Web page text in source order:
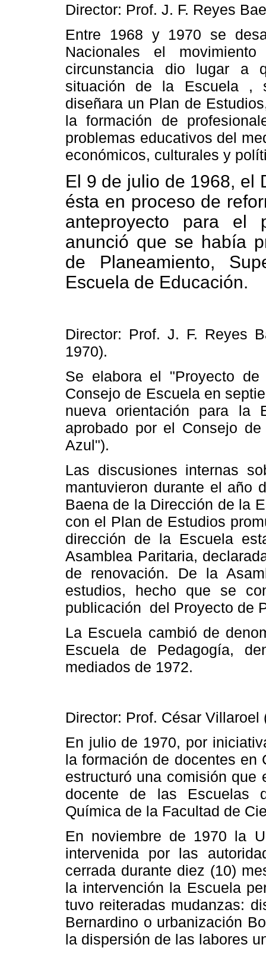
Director: Prof. J. F. Reyes
Entre 1968 y 1970 se
Nacionales el
circunstancia dio lugar a
situación de la Escuela,
diseñara un Plan de
la formación de
problemas educativos del
económicos, culturales y
El 9 de julio de 1968, el
ésta en proceso de
anteproyecto para el
anunció que se había
de Planeamiento,
Escuela de Educación.
Director: Prof. J. F. Reyes
1970).
Se elabora el "Proyecto
Consejo de Escuela en
nueva orientación para la
aprobado por el Consejo
Azul").
Las discusiones internas
mantuvieron durante el año
Baena de la Dirección de la
con el Plan de Estudios
dirección de la Escuela
Asamblea Paritaria,
de renovación. De la
estudios, hecho que se
publicación del Proyecto de
La Escuela cambió de
Escuela de Pedagogía,
mediados de 1972.
Director: Prof. César Villaroel
En julio de 1970, por
la formación de docentes en
estructuró una comisión que
docente de las Escuelas
Química de la Facultad de
En noviembre de 1970 la
intervenida por las
cerrada durante diez (10)
la intervención la Escuela
tuvo reiteradas mudanzas:
Bernardino o urbanización
la dispersión de las labores